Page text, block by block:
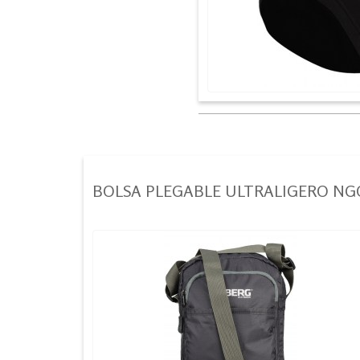
BOLSA PLEGABLE ULTRALIGERO